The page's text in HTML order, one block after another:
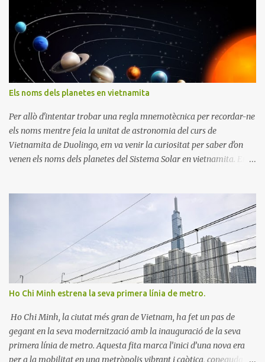
Els noms dels planetes en vietnamita
Per allò d'intentar trobar una regla mnemotècnica per recordar-ne
els noms mentre feia la unitat de astronomia del curs de
Vietnamita de Duolingo, em va venir la curiositat per saber d'on
venen els noms dels planetes del Sistema Solar en vietnamita. En
mitologia grega. Així que he investigat una mica i aquestes son les
conclusions, pero primer els noms: Mercuri: Sao Thủy Venus: Sao
Kim La Terra: Trái Đất Mart: Sao Hỏa Júpiter: Sao Mộc Saturn: Sao
Thổ Urà: Sao Thiên Vương Neptú: Sao Hai Vương Plutó: Sao Diêm
Vương Els planetes es classifiquen en dos grups. Primer, aquells
que es coneixien en l'antiguitat, es a dir Mercuri, Venus, Mart,
Jupiter i Saturn. Els noms d'aquests planetes estan formats per la
paraula Sao que significa estrella i una segona paraula que deriva
dels noms dels cinc elements en xinès mandarí. Així: - Sao Thủy
deriva d...
Ho Chi Minh estrena la seva primera línia de metro.
Ho Chi Minh, la ciutat més gran de Vietnam, ha fet un pas de
gegant en la seva modernització amb la inauguració de la seva
primera línia de metro. Aquesta fita marca l’inici d’una nova era